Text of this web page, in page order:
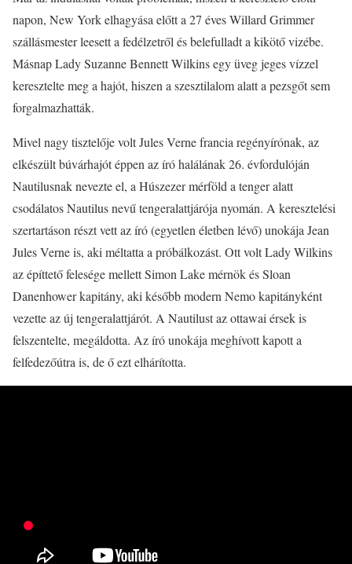
napon, New York elhagyása előtt a 27 éves Willard Grimmer
szállásmester leesett a fedélzetről és belefulladt a kikötő vizébe.
Másnap Lady Suzanne Bennett Wilkins egy üveg jeges vízzel
keresztelte meg a hajót, hiszen a szesztilalom alatt a pezsgőt sem
forgalmazhatták.
Mivel nagy tisztelője volt Jules Verne francia regényírónak, az
elkészült búvárhajót éppen az író halálának 26. évfordulóján
Nautilusnak nevezte el, a Húszezer mérföld a tenger alatt
csodálatos Nautilus nevű tengeralattjárója nyomán. A keresztelési
szertartáson részt vett az író (egyetlen életben lévő) unokája Jean
Jules Verne is, aki méltatta a próbálkozást. Ott volt Lady Wilkins
az építtető felesége mellett Simon Lake mérnök és Sloan
Danenhower kapitány, aki később modern Nemo kapitányként
vezette az új tengeralattjárót. A Nautilust az ottawai érsek is
felszentelte, megáldotta. Az író unokája meghívott kapott a
felfedezőútra is, de ő ezt elhárította.